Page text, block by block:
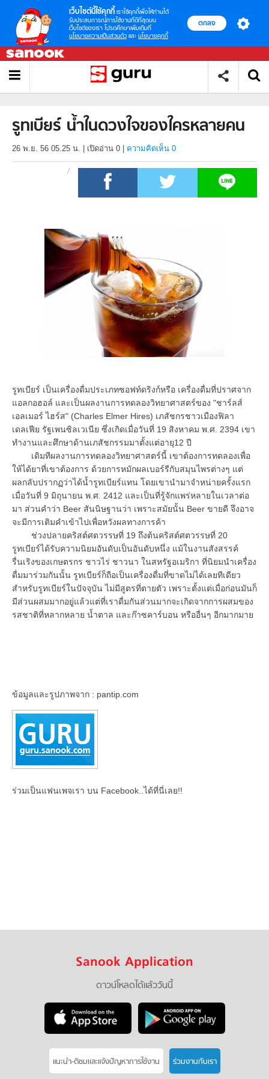
เว็บไซต์นี้ใช้คุกกี้ เราใช้คุกกี้เพื่อให้ท่านได้
รับประสบการณ์การใช้งานที่ดีที่สุดบน
เว็บไซต์ของเรา โปรดศึกษาเพิ่มเติมที่
นโยบายความเป็นส่วนตัว และ นโยบายคุกกี้
ตกลง
รูทเบียร์ น้ำในดวงใจของใครหลายคน
26 พ.ย. 56 05.25 น. เปิดอ่าน 0 ความคิดเห็น 0
รูทเบียร์ เป็นเครื่องดื่มประเภทซอฟท์ดริงก์หรือ เครื่องดื่มที่ปราศจาก
แอลกอฮอล์ และเป็นผลงานการทดลองวิทยาศาสตร์ของ "ชาร์ลส์
เอลเมอร์ ไฮร์ส" (Charles Elmer Hires) เภสัชกรชาวเมืองฟิลา
เดลเฟีย รัฐเพนซิลเวเนีย ซึ่งเกิดเมื่อวันที่ 19 สิงหาคม พ.ศ. 2394 เขา
ทำงานและศึกษาด้านเภสัชกรรมมาตั้งแต่อายุ12 ปี
เดิมทีผลงานการทดลองวิทยาศาสตร์นี้ เขาต้องการทดลองเพื่อ
ให้ได้ยาที่เขาต้องการ ด้วยการหมักผลเบอร์รีกับสมุนไพรต่างๆ แต่
ผลกลับปรากฏว่าได้น้ำรูทเบียร์แทน โดยเขานำมาจำหน่ายครั้งแรก
เมื่อวันที่ 9 มิถุนายน พ.ศ. 2412 และเป็นที่รู้จักแพร่หลายในเวลาต่อ
มา ส่วนคำว่า Beer สันนิษฐานว่า เพราะสมัยนั้น Beer ขายดี จึงอาจ
จะมีการเติมคำเข้าไปเพื่อหวังผลทางการค้า
ช่วงปลายคริสต์ศตวรรษที่ 19 ถึงต้นคริสต์ศตวรรษที่ 20
รูทเบียร์ได้รับความนิยมอันดับเป็นอันดับหนึ่ง แม้ในงานสังสรรค์
รื่นเริงของเกษตรกร ชาวไร่ ชาวนา ในสหรัฐอเมริกา ที่นิยมนำเครื่อง
ดื่มมาร่วมกันนั้น รูทเบียร์ก็ถือเป็นเครื่องดื่มที่ขาดไม่ได้เลยทีเดียว
สำหรับรูทเบียร์ในปัจจุบัน ไม่มีสูตรที่ตายตัว เพราะตั้งแต่เมื่อก่อนมันก็
มีส่วนผสมมากอยู่แล้วแต่ที่เราดื่มกันส่วนมากจะเกิดจากการผสมของ
รสชาติที่หลากหลาย น้ำตาล และก๊าซคาร์บอน หรืออื่นๆ อีกมากมาย
ข้อมูลและรูปภาพจาก : pantip.com
ร่วมเป็นแฟนเพจเรา บน Facebook..ได้ที่นี่เลย!!
Sanook Application
ดาวน์โหลดได้แล้ววันนี้
แนะนำ-ติชมเเละแจ้งปัญหาการใช้งาน ร่วมงานกับเรา